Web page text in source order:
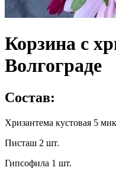
Корзина с
Волгограде
Состав:
Хризантема кустовая 5
Писташ 2 шт.
Гипсофила 1 шт.